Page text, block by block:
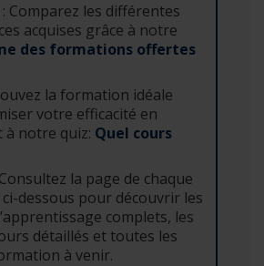
Comparez les différentes
acquises grâce à notre
des formations offertes
la formation idéale
votre efficacité en
à notre quiz: Quel cours
la page de chaque
dessous pour découvrir les
complets, les
détaillés et toutes les
à venir.